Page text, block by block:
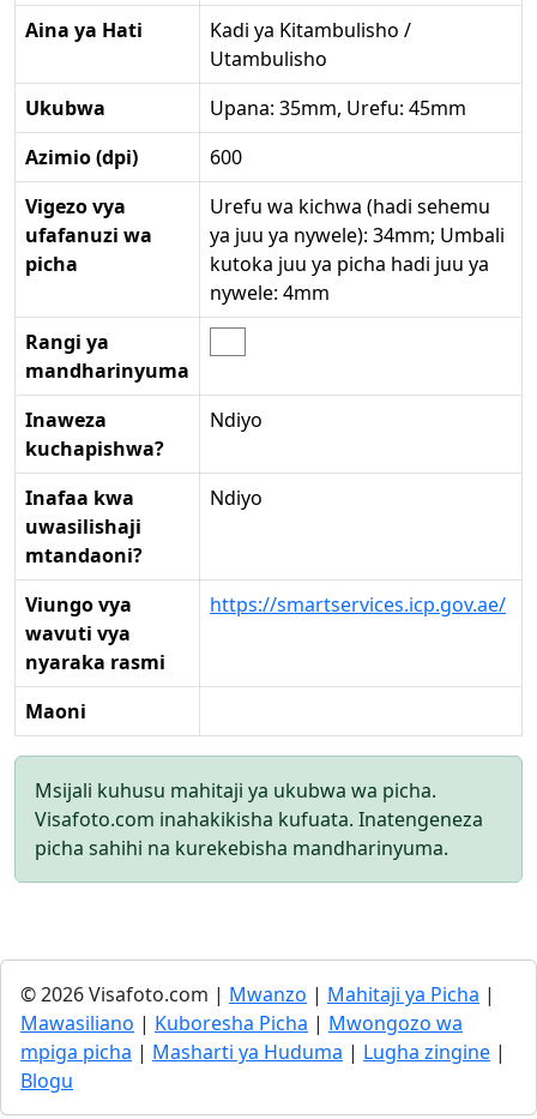
Aina ya Hati
Kadi ya Kitambulisho /
Utambulisho
Ukubwa
Upana: 35mm, Urefu: 45mm
Azimio (dpi)
600
Vigezo vya
ufafanuzi wa
picha
Urefu wa kichwa (hadi sehemu
ya juu ya nywele): 34mm; Umbali
kutoka juu ya picha hadi juu ya
nywele: 4mm
Rangi ya
mandharinyuma
Inaweza
kuchapishwa?
Ndiyo
Inafaa kwa
uwasilishaji
mtandaoni?
Ndiyo
Viungo vya
wavuti vya
nyaraka rasmi
https://smartservices.icp.gov.ae/
Maoni
Msijali kuhusu mahitaji ya ukubwa wa picha.
Visafoto.com inahakikisha kufuata. Inatengeneza
picha sahihi na kurekebisha mandharinyuma.
© 2026 Visafoto.com | Mwanzo | Mahitaji ya Picha |
Mawasiliano | Kuboresha Picha | Mwongozo wa
mpiga picha | Masharti ya Huduma | Lugha zingine |
Blogu